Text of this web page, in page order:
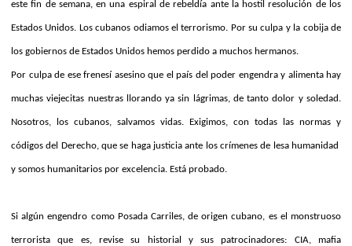
este fin de semana, en una espiral de rebeldía ante la hostil resolución de los
Estados Unidos. Los cubanos odiamos el terrorismo. Por su culpa y la cobija de
los gobiernos de Estados Unidos hemos perdido a muchos hermanos.
Por culpa de ese frenesí asesino que el país del poder engendra y alimenta hay
muchas viejecitas nuestras llorando ya sin lágrimas, de tanto dolor y soledad.
Nosotros, los cubanos, salvamos vidas. Exigimos, con todas las normas y
códigos del Derecho, que se haga justicia ante los crímenes de lesa humanidad
y somos humanitarios por excelencia. Está probado.
Si algún engendro como Posada Carriles, de origen cubano, es el monstruoso
terrorista que es, revise su historial y sus patrocinadores: CIA, mafia